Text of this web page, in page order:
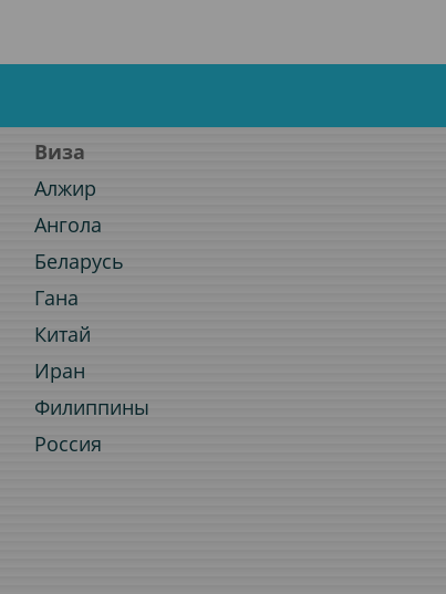
Виза
Алжир
Ангола
Беларусь
Гана
Китай
Иран
Филиппины
Россия